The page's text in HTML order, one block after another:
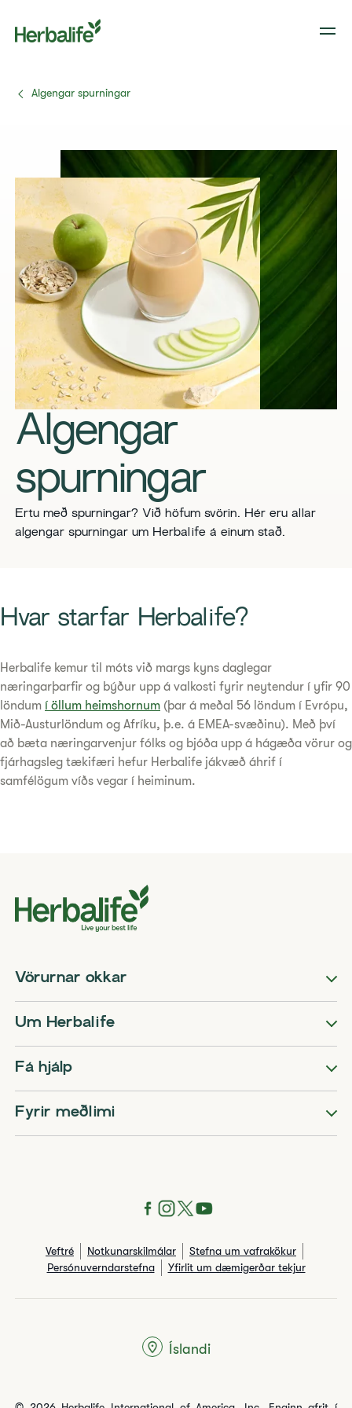
Algengar spurningar
Algengar
spurningar
Ertu með spurningar? Við höfum svörin. Hér eru allar
algengar spurningar um Herbalife á einum stað.
Hvar starfar Herbalife?
Herbalife kemur til móts við margs kyns daglegar
næringarþarfir og býður upp á valkosti fyrir neytendur í yfir 90
löndum í öllum heimshornum (þar á meðal 56 löndum í Evrópu,
Mið-Austurlöndum og Afríku, þ.e. á EMEA-svæðinu). Með því
að bæta næringarvenjur fólks og bjóða upp á hágæða vörur og
fjárhagsleg tækifæri hefur Herbalife jákvæð áhrif í
samfélögum víðs vegar í heiminum.
Vörurnar okkar
Um Herbalife
Fá hjálp
Fyrir meðlimi
Veftré Notkunarskilmálar
Stefna um vafrakökur
Persónuverndarstefna
Yfirlit um dæmigerðar tekjur
Íslandi